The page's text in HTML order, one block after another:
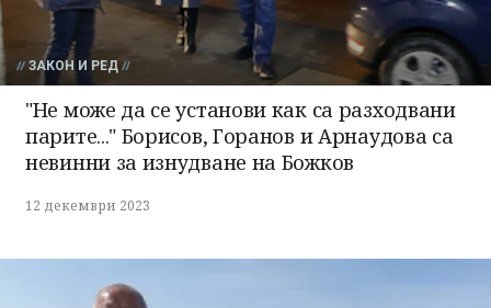
ЗАКОН И РЕД
"Не може да се установи как са разходвани
парите..." Борисов, Горанов и Арнаудова са
невинни за изнудване на Божков
12 декември 2023